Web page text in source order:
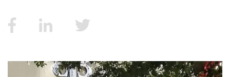
PUNTI DI VISTA